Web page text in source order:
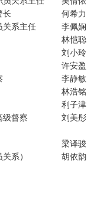
长
何希力
关系主任
李佩娴
林恺聪
刘小玲
许安盈
李静敏
林浩铭
利子津
级督察
刘美彤
梁译骏
系）
胡依韵